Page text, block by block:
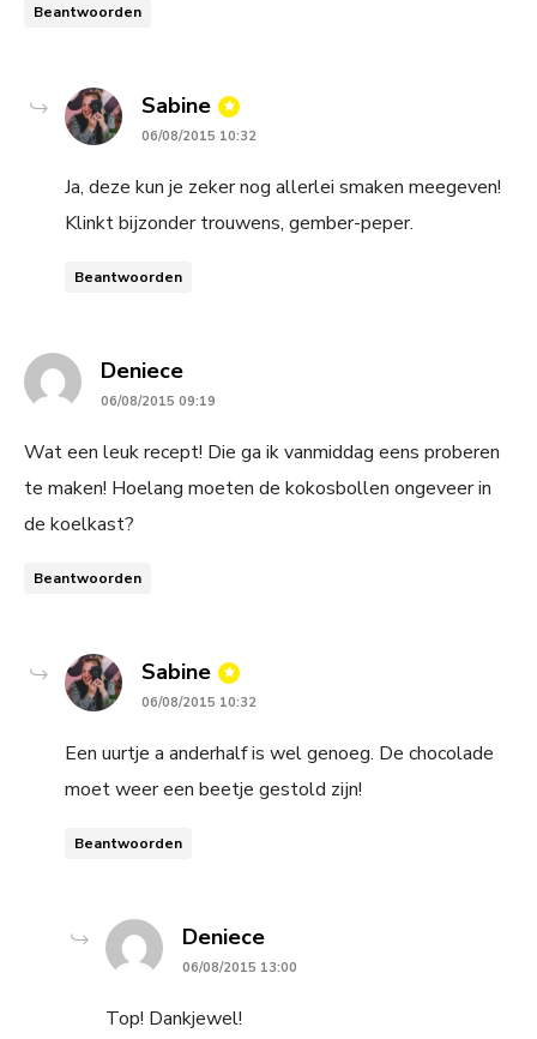
Beantwoorden
Sabine says:
06/08/2015 10:32
Ja, deze kun je zeker nog allerlei smaken meegeven!
Klinkt bijzonder trouwens, gember-peper.
Beantwoorden
Deniecesays:
06/08/2015 09:19
Wat een leuk recept! Die ga ik vanmiddag eens proberen
te maken! Hoelang moeten de kokosbollen ongeveer in
de koelkast?
Beantwoorden
Sabine says:
06/08/2015 10:32
Een uurtje a anderhalf is wel genoeg. De chocolade
moet weer een beetje gestold zijn!
Beantwoorden
Deniecesays:
06/08/2015 13:00
Top! Dankjewel!